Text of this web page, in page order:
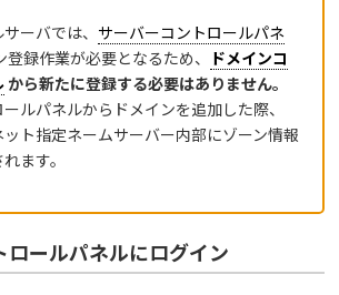
ーバでは、 サーバーコントロールパネ
録作業が必要となるため、 ドメインコ
から新たに登録する必要はありません。
ルパネルからドメインを追加した際、
ト指定ネームサーバー内部にゾーン情報
ます。
ロールパネルにログイン